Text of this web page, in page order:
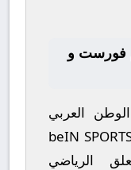
فورست و
العربي
beIN
الرياضي